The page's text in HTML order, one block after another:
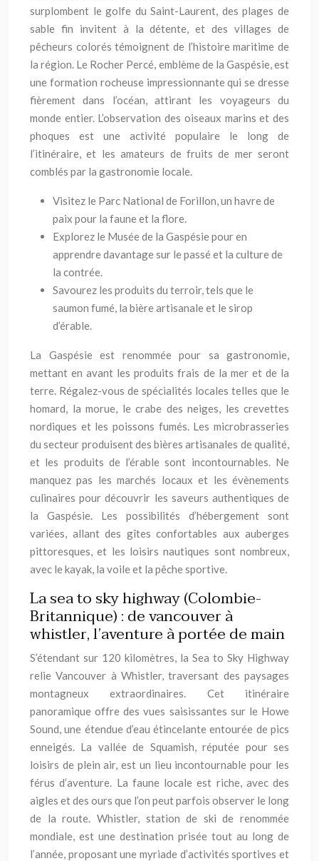
surplombent le golfe du Saint-Laurent, des plages de
sable fin invitent à la détente, et des villages de
pêcheurs colorés témoignent de l’histoire maritime de
la région. Le Rocher Percé, emblème de la Gaspésie, est
une formation rocheuse impressionnante qui se dresse
fièrement dans l’océan, attirant les voyageurs du
monde entier. L’observation des oiseaux marins et des
phoques est une activité populaire le long de
l’itinéraire, et les amateurs de fruits de mer seront
comblés par la gastronomie locale.
Visitez le Parc National de Forillon, un havre de
paix pour la faune et la flore.
Explorez le Musée de la Gaspésie pour en
apprendre davantage sur le passé et la culture de
la contrée.
Savourez les produits du terroir, tels que le
saumon fumé, la bière artisanale et le sirop
d’érable.
La Gaspésie est renommée pour sa gastronomie,
mettant en avant les produits frais de la mer et de la
terre. Régalez-vous de spécialités locales telles que le
homard, la morue, le crabe des neiges, les crevettes
nordiques et les poissons fumés. Les microbrasseries
du secteur produisent des bières artisanales de qualité,
et les produits de l’érable sont incontournables. Ne
manquez pas les marchés locaux et les évènements
culinaires pour découvrir les saveurs authentiques de
la Gaspésie. Les possibilités d’hébergement sont
variées, allant des gîtes confortables aux auberges
pittoresques, et les loisirs nautiques sont nombreux,
avec le kayak, la voile et la pêche sportive.
La sea to sky highway (Colombie-
Britannique) : de vancouver à
whistler, l’aventure à portée de main
S’étendant sur 120 kilomètres, la Sea to Sky Highway
relie Vancouver à Whistler, traversant des paysages
montagneux extraordinaires. Cet itinéraire
panoramique offre des vues saisissantes sur le Howe
Sound, une étendue d’eau étincelante entourée de pics
enneigés. La vallée de Squamish, réputée pour ses
loisirs de plein air, est un lieu incontournable pour les
férus d’aventure. La faune locale est riche, avec des
aigles et des ours que l’on peut parfois observer le long
de la route. Whistler, station de ski de renommée
mondiale, est une destination prisée tout au long de
l’année, proposant une myriade d’activités sportives et